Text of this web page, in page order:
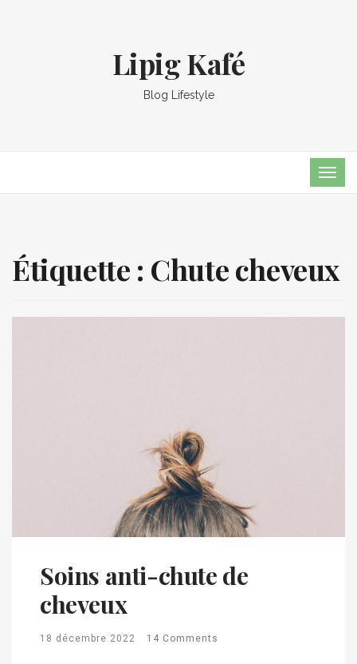
Lipig Kafé
Blog Lifestyle
Étiquette : Chute cheveux
Soins anti-chute de
cheveux
18 décembre 2022 14 Comments